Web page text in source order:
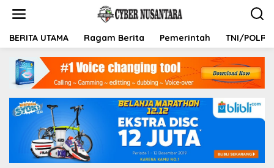
t
BERITA UTAMA Ragam Berita Pemerintah TNI/POLRI